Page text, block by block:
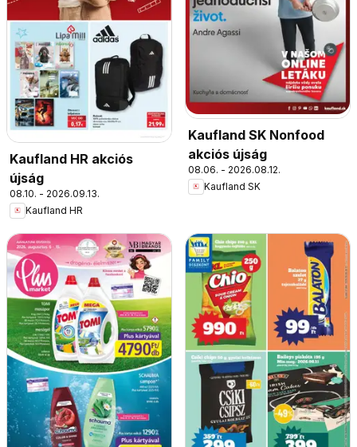
Kaufland HR akciós
újság
08.10. - 2026.09.13.
Kaufland HR
Kaufland SK Nonfood
akciós újság
08.06. - 2026.08.12.
Kaufland SK